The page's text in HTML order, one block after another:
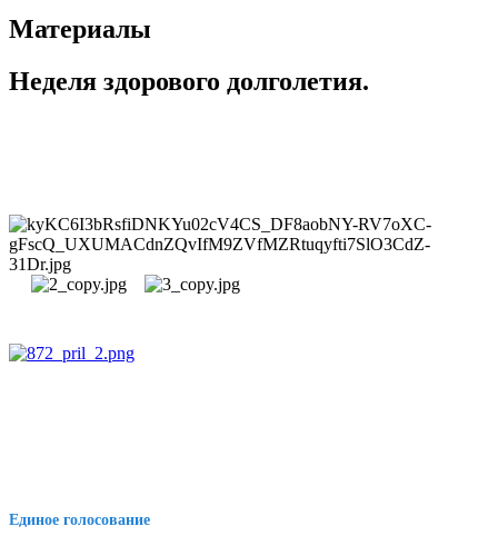
Материалы
Неделя здорового долголетия.
Единое голосование